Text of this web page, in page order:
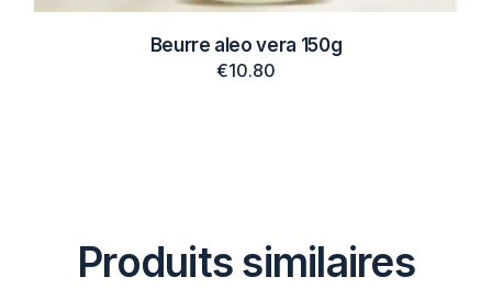
Beurre aleo vera 150g
€10.80
Produits similaires